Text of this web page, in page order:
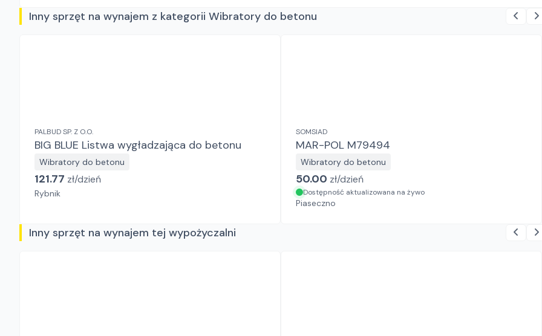
Inny sprzęt na wynajem z kategorii Wibratory do betonu
PALBUD SP. Z O.O.
BIG BLUE Listwa wygładzająca do betonu
Wibratory do betonu
121.77 zł/dzień
Rybnik
SOMSIAD
MAR-POL M79494
Wibratory do betonu
50.00 zł/dzień
Dostępność aktualizowana na żywo
Piaseczno
Inny sprzęt na wynajem tej wypożyczalni